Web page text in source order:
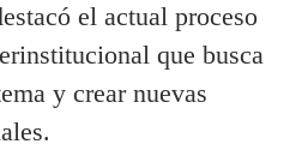
el actual proceso
que busca
y crear nuevas